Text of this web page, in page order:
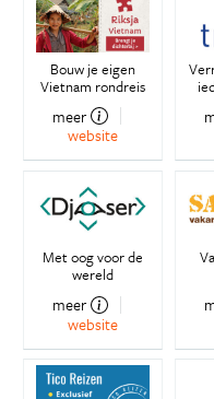
Bouw je eigen
Vietnam rondreis
meer
website
Met oog voor de
wereld
meer
website